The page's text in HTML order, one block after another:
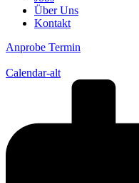
Über Uns
Kontakt
Anprobe Termin
Calendar-alt